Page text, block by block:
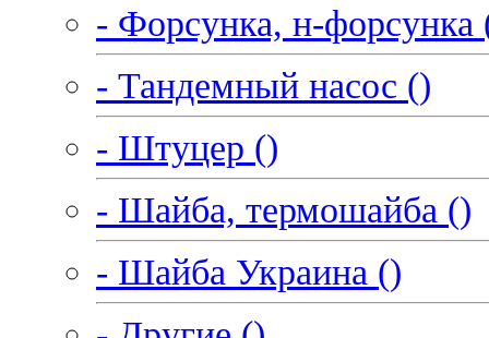
- Форсунка, н-форсунка
- Тандемный насос ()
- Штуцер ()
- Шайба, термошайба ()
- Шайба Украина ()